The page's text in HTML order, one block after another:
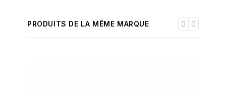
PRODUITS DE LA MÊME MARQUE